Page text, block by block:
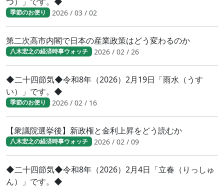
季節のお便り 2026 / 03 / 02
第二次高市内閣で日本の産業政策はどう変わるのか
八木宏之の経済時事ウォッチ 2026 / 02 / 26
◆二十四節気◆令和8年（2026）2月19日「雨水（うす
い）」です。◆
季節のお便り 2026 / 02 / 16
【衆議院選挙後】新政権と金利上昇をどう読むか
八木宏之の経済時事ウォッチ 2026 / 02 / 09
◆二十四節気◆令和8年（2026）2月4日「立春（りっしゅ
ん）」です。◆